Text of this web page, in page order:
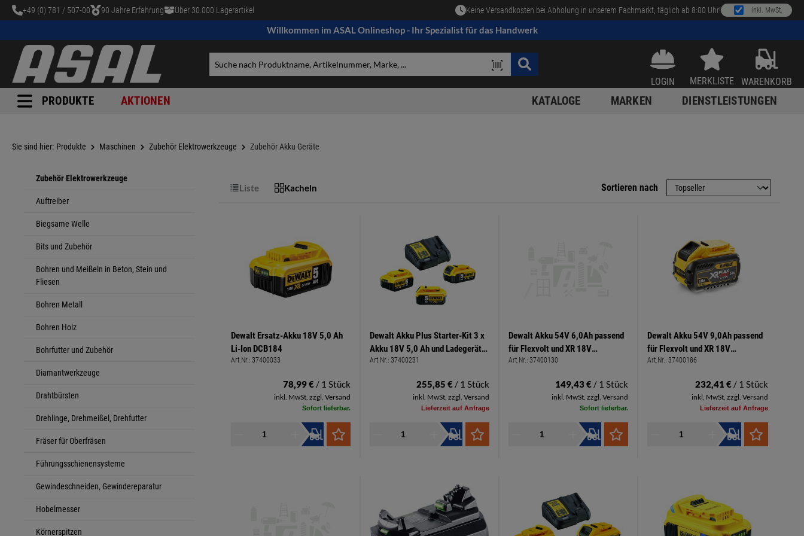
springen
+49 (0) 781 / 507-00 90 Jahre Erfahrung Über 30.000 Lagerartikel Keine Versandkosten bei Abholung in unserem Fachmarkt, täglich ab 8:00 Uhr! inkl. MwSt.
Willkommen im ASAL Onlineshop - Ihr Spezialist für das Handwerk
LOGIN MERKLISTE WARENKORB
PRODUKTE AKTIONEN KATALOGE MARKEN DIENSTLEISTUNGEN
Sie sind hier: Produkte Maschinen Zubehör Elektrowerkzeuge Zubehör Akku Geräte
Zubehör Elektrowerkzeuge
Auftreiber
Biegsame Welle
Bits und Zubehör
Bohren und Meißeln in Beton, Stein und
Fliesen
Bohren Metall
Bohren Holz
Bohrfutter und Zubehör
Diamantwerkzeuge
Drahtbürsten
Drehlinge, Drehmeißel, Drehfutter
Fräser für Oberfräsen
Führungsschienensysteme
Gewindeschneiden, Gewindereparatur
Hobelmesser
Körnerspitzen
Liste Kacheln Sortieren nach
Dewalt Ersatz-Akku 18V 5,0 Ah
Li-Ion DCB184
Art.Nr.: 37400033
78,99 € / 1 Stück
inkl. MwSt, zzgl. Versand
Sofort lieferbar.
Dewalt Akku Plus Starter-Kit 3 x
Akku 18V 5,0 Ah und Ladegerät
DCB1104
Art.Nr.: 37400231
255,85 € / 1 Stück
inkl. MwSt, zzgl. Versand
Lieferzeit auf Anfrage
Dewalt Akku 54V 6,0Ah passend
für Flexvolt und XR 18V
Maschinen
Art.Nr.: 37400130
149,43 € / 1 Stück
inkl. MwSt, zzgl. Versand
Sofort lieferbar.
Dewalt Akku 54V 9,0Ah passend
für Flexvolt und XR 18V
Maschinen
Art.Nr.: 37400186
232,41 € / 1 Stück
inkl. MwSt, zzgl. Versand
Lieferzeit auf Anfrage